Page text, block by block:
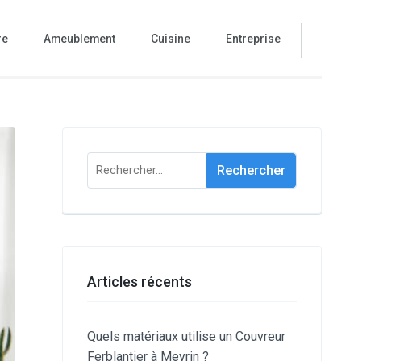
Ameublement Cuisine Entreprise
Rechercher :
Articles récents
Quels matériaux utilise un Couvreur
Ferblantier à Meyrin ?